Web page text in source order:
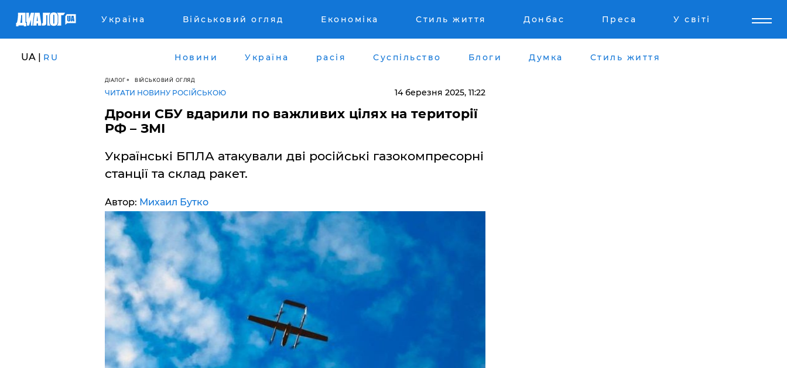
Україна Військовий огляд Економіка Стиль життя Донбас Преса У світі
UA | RU Новини Україна расія Суспільство Блоги Думка Стиль життя
ДІАЛОГ ВІЙСЬКОВИЙ ОГЛЯД
ЧИТАТИ НОВИНУ РОСІЙСЬКОЮ 14 березня 2025, 11:22
Дрони СБУ вдарили по важливих цілях на території
РФ – ЗМІ
Українські БПЛА атакували дві російські газокомпресорні
станції та склад ракет.
Автор: Михаил Бутко